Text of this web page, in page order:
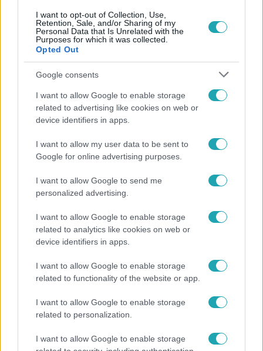
I want to opt-out of Collection, Use,
Retention, Sale, and/or Sharing of my
Personal Data that Is Unrelated with the
Purposes for which it was collected.
Opted Out
Google consents
I want to allow Google to enable storage
related to advertising like cookies on web or
device identifiers in apps.
I want to allow my user data to be sent to
Google for online advertising purposes.
I want to allow Google to send me
personalized advertising.
I want to allow Google to enable storage
related to analytics like cookies on web or
device identifiers in apps.
I want to allow Google to enable storage
related to functionality of the website or app.
I want to allow Google to enable storage
related to personalization.
I want to allow Google to enable storage
Reggeli
19 évesen nyert modellversenyt Heidi Klum –
szakértő elemzi a szupermodell évtizedes
Horoszkóp